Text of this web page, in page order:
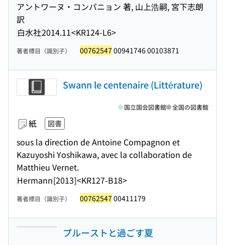
アントワーヌ・コンパニョン 著, 山上浩嗣, 宮下志朗
訳
白水社2014.11<KR124-L6>
著者標目（識別子） 00762547 00941746 00103871
Swann le centenaire (Littérature)
紙 図書
sous la direction de Antoine Compagnon et
Kazuyoshi Yoshikawa, avec la collaboration de
Matthieu Vernet.
Hermann[2013]<KR127-B18>
国立国会図書館 全国の図書館
著者標目（識別子） 00762547 00411179
プルーストと過ごす夏